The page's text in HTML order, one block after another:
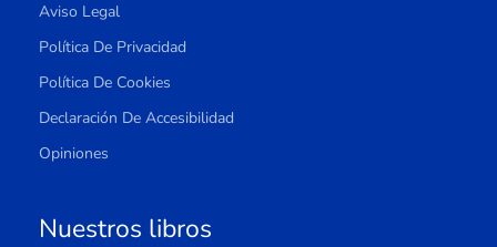
Aviso Legal
Política De Privacidad
Política De Cookies
Declaración De Accesibilidad
Opiniones
Nuestros libros